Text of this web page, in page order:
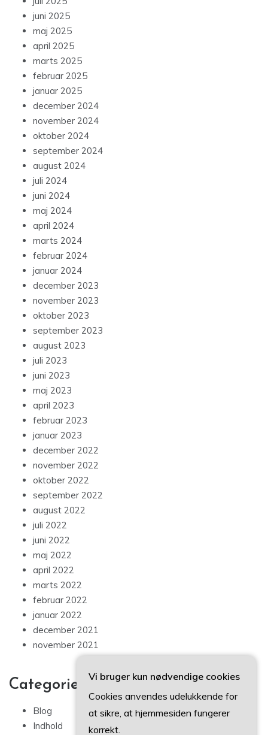
juni 2025
maj 2025
april 2025
marts 2025
februar 2025
januar 2025
december 2024
november 2024
oktober 2024
september 2024
august 2024
juli 2024
juni 2024
maj 2024
april 2024
marts 2024
februar 2024
januar 2024
december 2023
november 2023
oktober 2023
september 2023
august 2023
juli 2023
juni 2023
maj 2023
april 2023
februar 2023
januar 2023
december 2022
november 2022
oktober 2022
september 2022
august 2022
juli 2022
juni 2022
maj 2022
april 2022
marts 2022
februar 2022
januar 2022
december 2021
november 2021
Categories
Blog
Indhold
Vi bruger kun nødvendige cookies
Cookies anvendes udelukkende for
at sikre, at hjemmesiden fungerer
korrekt.